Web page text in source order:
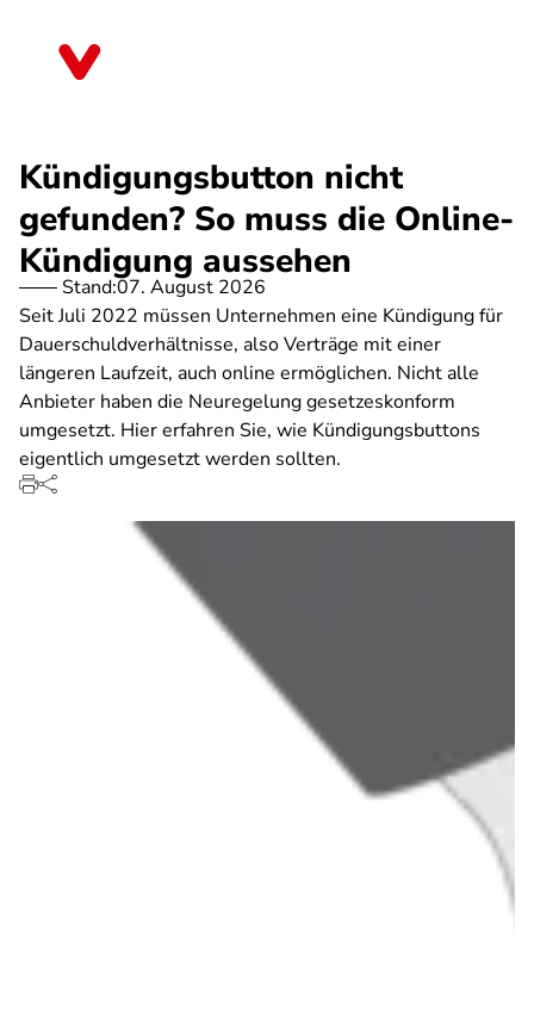
Kündigungsbutton nicht
gefunden? So muss die Online-
Kündigung aussehen
Stand:07. August 2026
Seit Juli 2022 müssen Unternehmen eine Kündigung für
Dauerschuldverhältnisse, also Verträge mit einer
längeren Laufzeit, auch online ermöglichen. Nicht alle
Anbieter haben die Neuregelung gesetzeskonform
umgesetzt. Hier erfahren Sie, wie Kündigungsbuttons
eigentlich umgesetzt werden sollten.